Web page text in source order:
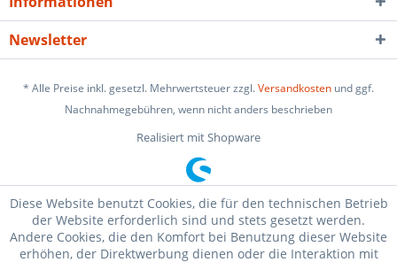
Newsletter
* Alle Preise inkl. gesetzl. Mehrwertsteuer zzgl.Versandkosten und ggf.
Nachnahmegebühren, wenn nicht anders beschrieben
Realisiert mit Shopware
Diese Website benutzt Cookies, die für den technischen Betrieb
der Website erforderlich sind und stets gesetzt werden.
Andere Cookies, die den Komfort bei Benutzung dieser Website
erhöhen, der Direktwerbung dienen oder die Interaktion mit